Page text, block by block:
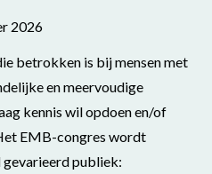
2026
betrokken is bij mensen met
en meervoudige
kennis wil opdoen en/of
EMB-congres wordt
gevarieerd publiek: